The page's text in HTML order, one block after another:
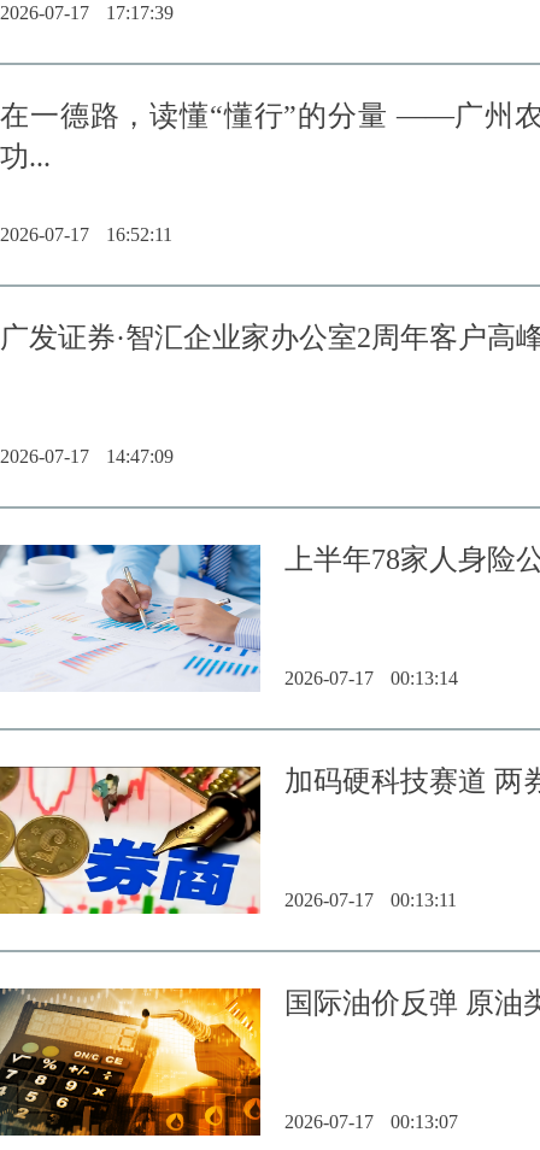
2026-07-17 17:17:39
在一德路，读懂“懂行”的分量 ——广州
功...
2026-07-17 16:52:11
广发证券·智汇企业家办公室2周年客户高
2026-07-17 14:47:09
上半年78家人身险
2026-07-17 00:13:14
加码硬科技赛道 两
2026-07-17 00:13:11
国际油价反弹 原油
2026-07-17 00:13:07